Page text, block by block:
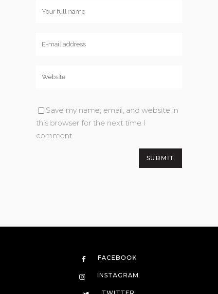
Save my name, email, and website in
this browser for the next time I
comment.
FACEBOOK
INSTAGRAM